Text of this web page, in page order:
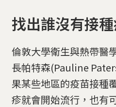
找出誰沒有接
倫敦大學衛生與熱帶醫
長帕特森(Pauline
果某些地區的疫苗接種
疹就會開始流行，也有